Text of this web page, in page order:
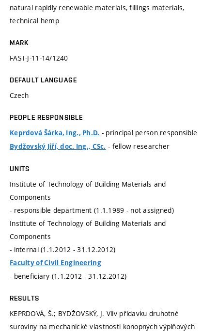
natural rapidly renewable materials, fillings materials,
technical hemp
MARK
FAST-J-11-14/1240
DEFAULT LANGUAGE
Czech
PEOPLE RESPONSIBLE
Keprdová Šárka, Ing., Ph.D. - principal person responsible
Bydžovský Jiří, doc. Ing., CSc. - fellow researcher
UNITS
Institute of Technology of Building Materials and
Components
- responsible department (1.1.1989 - not assigned)
Institute of Technology of Building Materials and
Components
- internal (1.1.2012 - 31.12.2012)
Faculty of Civil Engineering
- beneficiary (1.1.2012 - 31.12.2012)
RESULTS
KEPRDOVÁ, Š.; BYDŽOVSKÝ, J. Vliv přídavku druhotné
suroviny na mechanické vlastnosti konopných výplňových